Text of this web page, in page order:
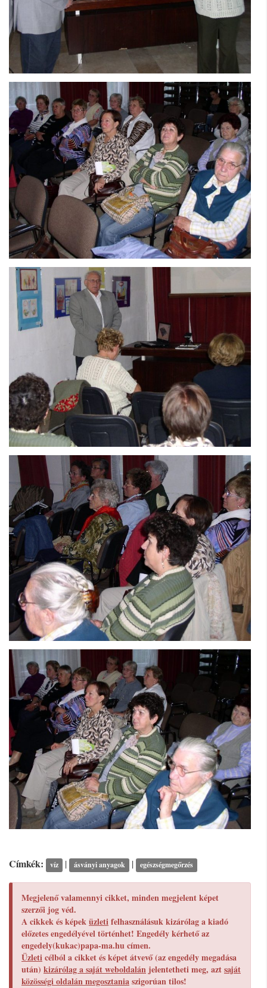
Címkék: víz | ásványi anyagok | egészségmegőrzés
Megjelenő valamennyi cikket, minden megjelent képet
szerzői jog véd.
A cikkek és képeküzletifelhasználásuk kizárólag a kiadó
előzetes engedélyével történhet! Engedély kérhető az
engedely(kukac)papa-ma.hu címen.
Üzleticélból a cikket és képet átvevő (az engedély megadása
után) kizárólag a saját weboldalán jelentetheti meg, aztsaját
közösségi oldalán megosztaniaszigorúan tilos!